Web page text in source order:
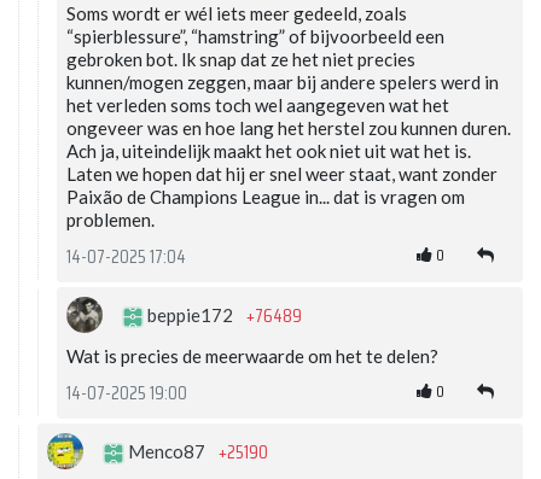
Soms wordt er wél iets meer gedeeld, zoals
“spierblessure”, “hamstring” of bijvoorbeeld een
gebroken bot. Ik snap dat ze het niet precies
kunnen/mogen zeggen, maar bij andere spelers werd in
het verleden soms toch wel aangegeven wat het
ongeveer was en hoe lang het herstel zou kunnen duren.
Ach ja, uiteindelijk maakt het ook niet uit wat het is.
Laten we hopen dat hij er snel weer staat, want zonder
Paixão de Champions League in... dat is vragen om
problemen.
14-07-2025 17:04 0
beppie172 +76489
Wat is precies de meerwaarde om het te delen?
14-07-2025 19:00 0
Menco87 +25190